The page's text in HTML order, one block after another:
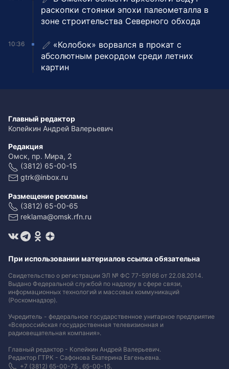
раскопки стоянки эпохи палеометалла в
зоне строительства Северного обхода
10:36
«Колобок» ворвался в прокат с
абсолютным рекордом среди летних
картин
Главный редактор
Копейкин Андрей Валерьевич
Редакция
Омск, пр. Мира, 2
(3812) 65-00-15
gtrk@inbox.ru
Размещение рекламы
(3812) 65-00-65
reklama@omsk.rfn.ru
При использовании материалов ссылка обязательна
Свидетельство о регистрации ЭЛ № ФС 77-59166 от 22.08.2014.
Выдано Федеральной службой по надзору в сфере связи,
информационных технологий и массовых коммуникаций
(Роскомнадзор).
Учредитель - федеральное государственное унитарное предприятие
«Всероссийская государственная телевизионная и
радиовещательная компания».
Главный редактор - Копейкин Андрей Валерьевич.
Редактор ГТРК - Сафонова Екатерина Евгеньевна.
+7 (3812) 65-00-75 , 65-00-15.